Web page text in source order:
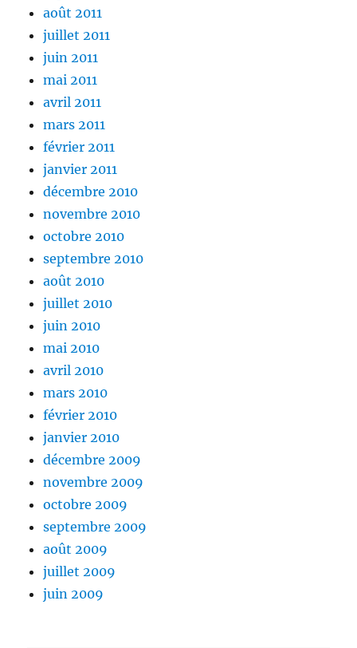
août 2011
juillet 2011
juin 2011
mai 2011
avril 2011
mars 2011
février 2011
janvier 2011
décembre 2010
novembre 2010
octobre 2010
septembre 2010
août 2010
juillet 2010
juin 2010
mai 2010
avril 2010
mars 2010
février 2010
janvier 2010
décembre 2009
novembre 2009
octobre 2009
septembre 2009
août 2009
juillet 2009
juin 2009